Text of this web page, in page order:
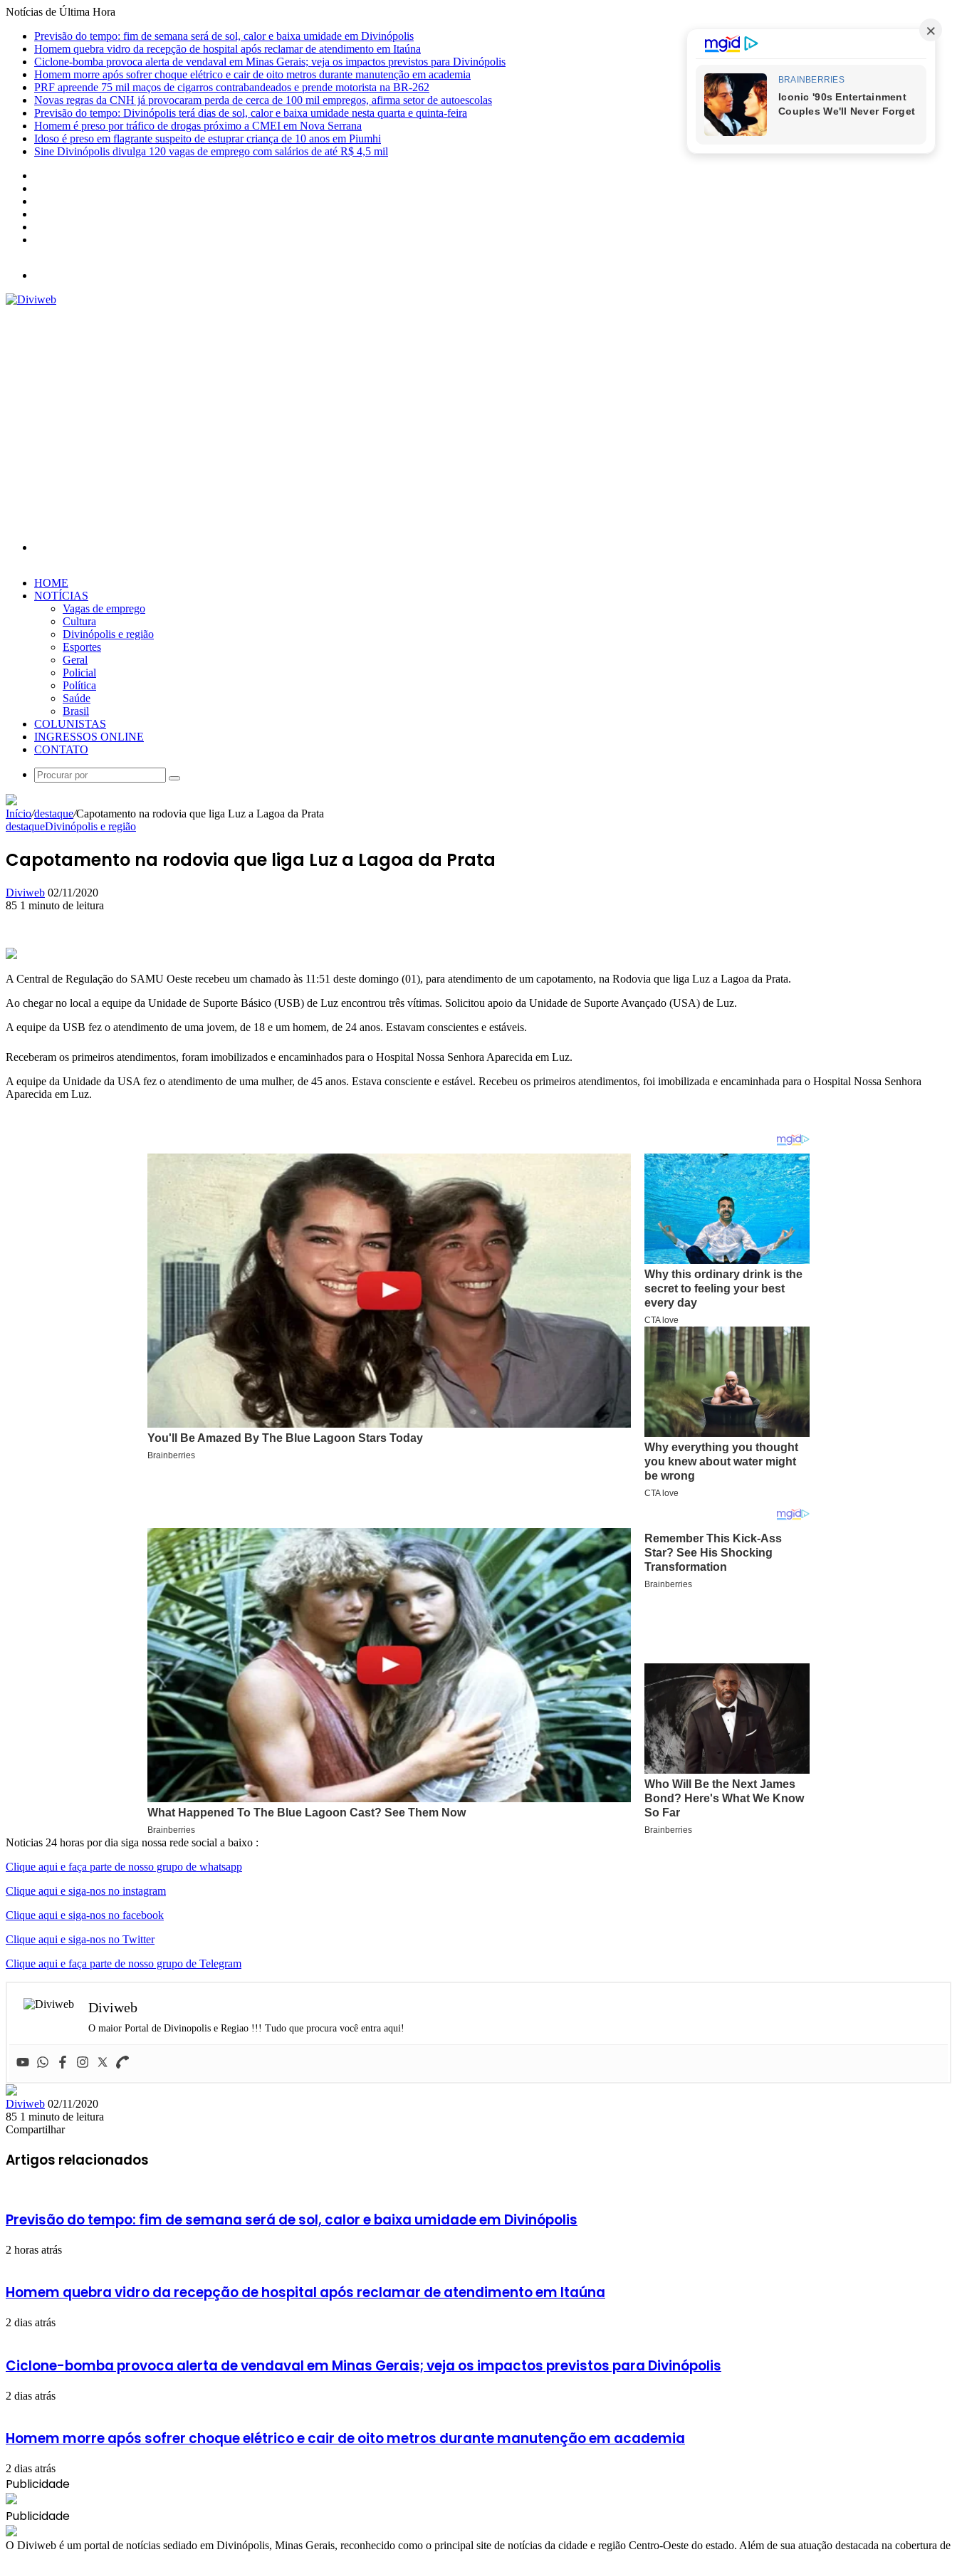
Notícias de Última Hora
Previsão do tempo: fim de semana será de sol, calor e baixa umidade em Divinópolis
Homem quebra vidro da recepção de hospital após reclamar de atendimento em Itaúna
Ciclone-bomba provoca alerta de vendaval em Minas Gerais; veja os impactos previstos para Divinópolis
Homem morre após sofrer choque elétrico e cair de oito metros durante manutenção em academia
PRF apreende 75 mil maços de cigarros contrabandeados e prende motorista na BR-262
Novas regras da CNH já provocaram perda de cerca de 100 mil empregos, afirma setor de autoescolas
Previsão do tempo: Divinópolis terá dias de sol, calor e baixa umidade nesta quarta e quinta-feira
Homem é preso por tráfico de drogas próximo a CMEI em Nova Serrana
Idoso é preso em flagrante suspeito de estuprar criança de 10 anos em Piumhi
Sine Divinópolis divulga 120 vagas de emprego com salários de até R$ 4,5 mil
HOME
NOTÍCIAS
Vagas de emprego
Cultura
Divinópolis e região
Esportes
Geral
Policial
Política
Saúde
Brasil
COLUNISTAS
INGRESSOS ONLINE
CONTATO
Procurar
Início/destaque/Capotamento na rodovia que liga Luz a Lagoa da Prata
destaqueDivinópolis e região
Capotamento na rodovia que liga Luz a Lagoa da Prata
Diviweb Mande
um
02/11/2020
85 1 minuto de leitura
A Central de Regulação do SAMU Oeste recebeu um chamado às 11:51 deste domingo (01), para atendimento de um capotamento, na Rodovia que liga Luz a Lagoa da Prata.
Ao chegar no local a equipe da Unidade de Suporte Básico (USB) de Luz encontrou três vítimas. Solicitou apoio da Unidade de Suporte Avançado (USA) de Luz.
A equipe da USB fez o atendimento de uma jovem, de 18 e um homem, de 24 anos. Estavam conscientes e estáveis.
Receberam os primeiros atendimentos, foram imobilizados e encaminhados para o Hospital Nossa Senhora Aparecida em Luz.
A equipe da Unidade da USA fez o atendimento de uma mulher, de 45 anos. Estava consciente e estável. Recebeu os primeiros atendimentos, foi imobilizada e encaminhada para o Hospital Nossa Senhora
Aparecida em Luz.
Noticias 24 horas por dia siga nossa rede social a baixo :
Clique aqui e faça parte de nosso grupo de whatsapp
Clique aqui e siga-nos no instagram
Clique aqui e siga-nos no facebook
Clique aqui e siga-nos no Twitter
Clique aqui e faça parte de nosso grupo de Telegram
Diviweb
O maior Portal de Divinopolis e Regiao !!! Tudo que procura você entra aqui!
Diviweb Mande
um
e-
02/11/2020
85 1 minuto de leitura
Facebook
X
Linkedin
Skype
Messenger
Messenger
WhatsApp
Telegram
Compartilhar
via
e-
Artigos relacionados
Previsão do tempo: fim de semana será de sol, calor e baixa umidade em Divinópolis
2 horas atrás
Homem quebra vidro da recepção de hospital após reclamar de atendimento em Itaúna
2 dias atrás
Ciclone-bomba provoca alerta de vendaval em Minas Gerais; veja os impactos previstos para Divinópolis
2 dias atrás
Homem morre após sofrer choque elétrico e cair de oito metros durante manutenção em academia
2 dias atrás
Publicidade
Publicidade
​O Diviweb é um portal de notícias sediado em Divinópolis, Minas Gerais, reconhecido como o principal site de notícias da cidade e região Centro-Oeste do estado. Além de sua atuação destacada na cobertura de